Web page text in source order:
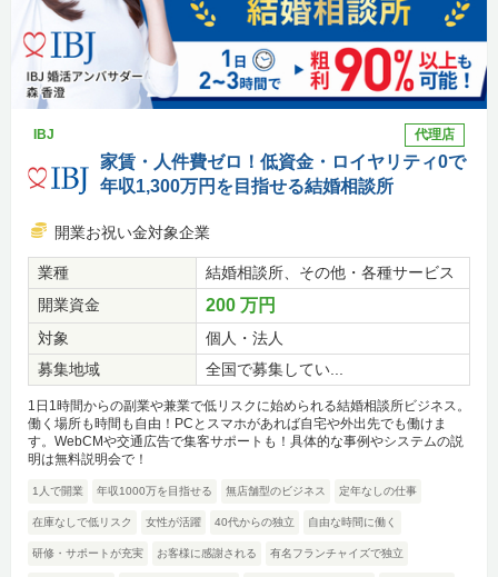
IBJ 代理店
家賃・人件費ゼロ！低資金・ロイヤリティ0で
年収1,300万円を目指せる結婚相談所
開業お祝い金対象企業
業種
結婚相談所、その他・各種サービス
開業資金
200 万円
対象
個人・法人
募集地域
全国で募集してい...
1日1時間からの副業や兼業で低リスクに始められる結婚相談所ビジネス。
働く場所も時間も自由！PCとスマホがあれば自宅や外出先でも働けま
す。WebCMや交通広告で集客サポートも！具体的な事例やシステムの説
明は無料説明会で！
1人で開業 年収1000万を目指せる 無店舗型のビジネス 定年なしの仕事
在庫なしで低リスク 女性が活躍 40代からの独立 自由な時間に働く
研修・サポートが充実 お客様に感謝される 有名フランチャイズで独立